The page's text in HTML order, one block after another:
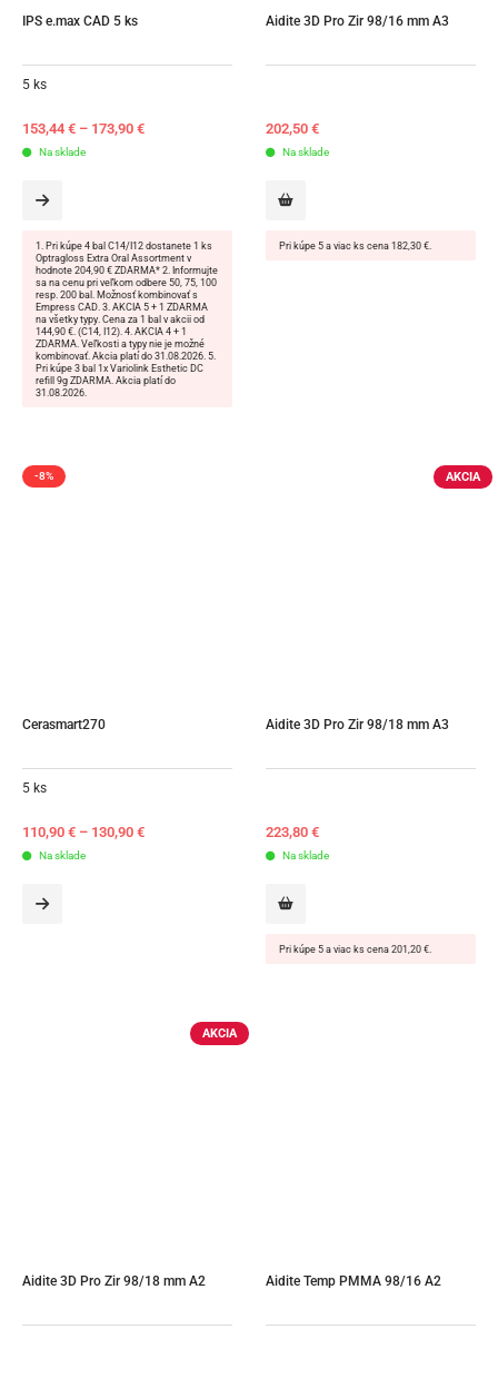
IPS e.max CAD 5 ks
5 ks
153,44 € – 173,90 €
Na sklade
1. Pri kúpe 4 bal C14/I12 dostanete 1 ks
Optragloss Extra Oral Assortment v
hodnote 204,90 € ZDARMA* 2. Informujte
sa na cenu pri veľkom odbere 50, 75, 100
resp. 200 bal. Možnosť kombinovať s
Empress CAD. 3. AKCIA 5 + 1 ZDARMA
na všetky typy. Cena za 1 bal v akcii od
144,90 €. (C14, I12). 4. AKCIA 4 + 1
ZDARMA. Veľkosti a typy nie je možné
kombinovať. Akcia platí do 31.08.2026. 5.
Pri kúpe 3 bal 1x Variolink Esthetic DC
refill 9g ZDARMA. Akcia platí do
31.08.2026.
Aidite 3D Pro Zir 98/16 mm A3
202,50 €
Na sklade
Pri kúpe 5 a viac ks cena 182,30 €.
-8%
Cerasmart270
5 ks
110,90 € – 130,90 €
Na sklade
AKCIA
Aidite 3D Pro Zir 98/18 mm A3
223,80 €
Na sklade
Pri kúpe 5 a viac ks cena 201,20 €.
AKCIA
Aidite 3D Pro Zir 98/18 mm A2 Aidite Temp PMMA 98/16 A2